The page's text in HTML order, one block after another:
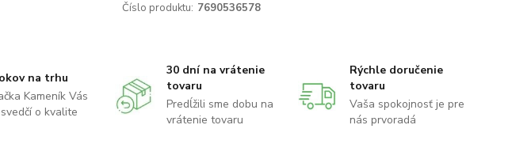
Číslo produktu: 7690536578
na trhu
Kameník Vás
o kvalite
30 dní na vrátenie
tovaru
Predĺžili sme dobu na
vrátenie tovaru
Rýchle doručenie
tovaru
Vaša spokojnosť je pre
nás prvoradá